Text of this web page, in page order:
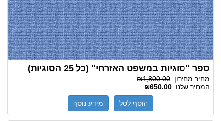
ספר "סוגיות במשפט האזרחי" (כל 25 הסוגיות)
מחיר מחירון: ₪1,800.00
המחיר שלנו: ₪650.00
הוסף לסל מידע נוסף